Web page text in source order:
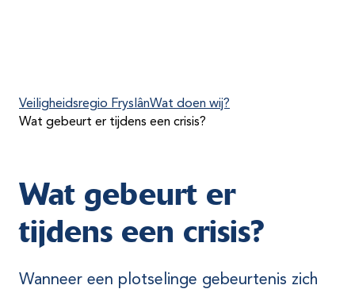
Veiligheidsregio FryslânWat doen wij?
Wat gebeurt er tijdens een crisis?
Wat gebeurt er
tijdens een crisis?
Wanneer een plotselinge gebeurtenis zich